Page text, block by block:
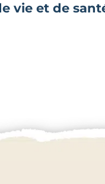
vie et de